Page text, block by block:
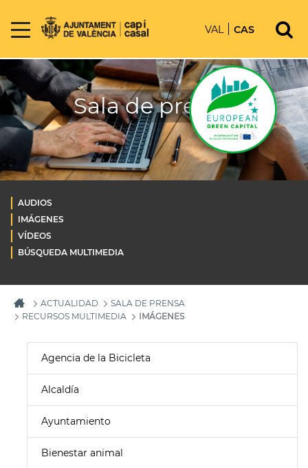
VAL CAS
Sala de prensa
AUDIOS
IMÁGENES
VÍDEOS
BÚSQUEDA MULTIMEDIA
ACTUALIDAD
SALA DE PRENSA
RECURSOS MULTIMEDIA
IMÁGENES
Agencia de la Bicicleta
Alcaldía
Ayuntamiento
Bienestar animal